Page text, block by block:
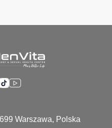
Warszawa, Polska